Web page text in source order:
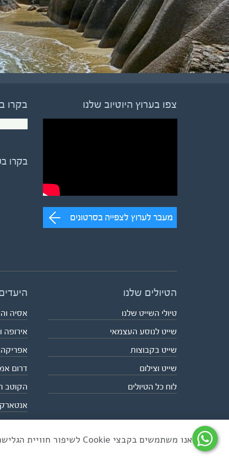
צפו בערוץ היוטיוב שלנו
מעבר לערוץ לצפייה בסרטונים
בקרו
בקרו
הטיולים שלנו
טיולי השייט שלנו
שייט לנוסע העצמאי
שייט בקבוצות
שייט וצילום
לוח כל הטיולים
אסיה
אירופה
אפריקה
דרום
הקוטב
כל הזכויות שמורות לאקו טיולי שטח | טלפון 03-6879090 | פקס 03-6879099 |
אנו משתמשים בקבצי Cookie לשיפור חוויית הגלישה ולניתוח שימוש באתר